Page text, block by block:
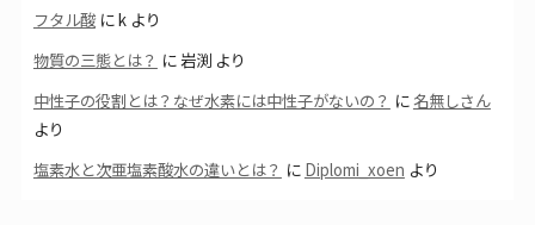
フタル酸にkより
物質の三態とは？ に岩渕より
中性子の役割とは？なぜ水素には中性子がないの？ に名無しさん
より
塩素水と次亜塩素酸水の違いとは？ に Diplomi_xoen より